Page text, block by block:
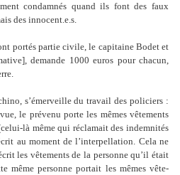
condam­nés quand ils font des faux
des inno­cent.e.s.
portés partie civile, le capi­taine Bodet et
], demande 1000 euros pour chacun,
s’émerveille du tra­vail des poli­ciers :
le pré­venu porte les mêmes vête­ments
là même qui récla­mait des indem­ni­tés
au moment de l’inter­pel­la­tion. Cela ne
les vête­ments de la per­sonne qu’il était
même per­sonne por­tait les mêmes vête­